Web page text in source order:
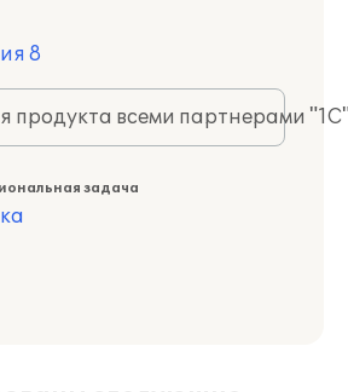
8
продукта всеми партнерами
задача